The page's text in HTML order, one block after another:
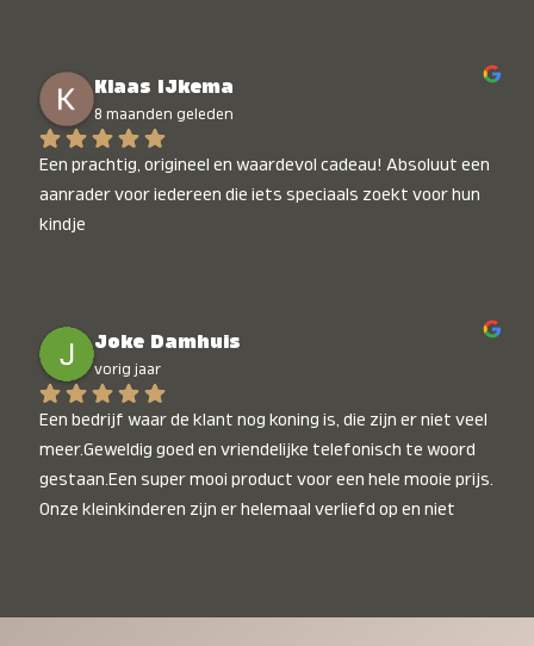
Klaas IJkema
8 maanden geleden
Een prachtig, origineel en waardevol cadeau! Absoluut een
aanrader voor iedereen die iets speciaals zoekt voor hun
kindje
Joke Damhuis
vorig jaar
Een bedrijf waar de klant nog koning is, die zijn er niet veel
meer.Geweldig goed en vriendelijke telefonisch te woord
gestaan.Een super mooi product voor een hele mooie prijs.
Onze kleinkinderen zijn er helemaal verliefd op en niet